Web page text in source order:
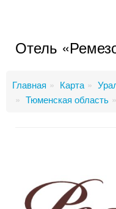
Отель
Главная Карта
Тюменская область